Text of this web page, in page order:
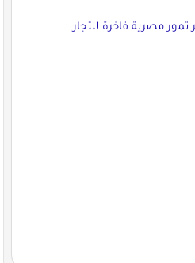
مصرية فاخرة للتجار